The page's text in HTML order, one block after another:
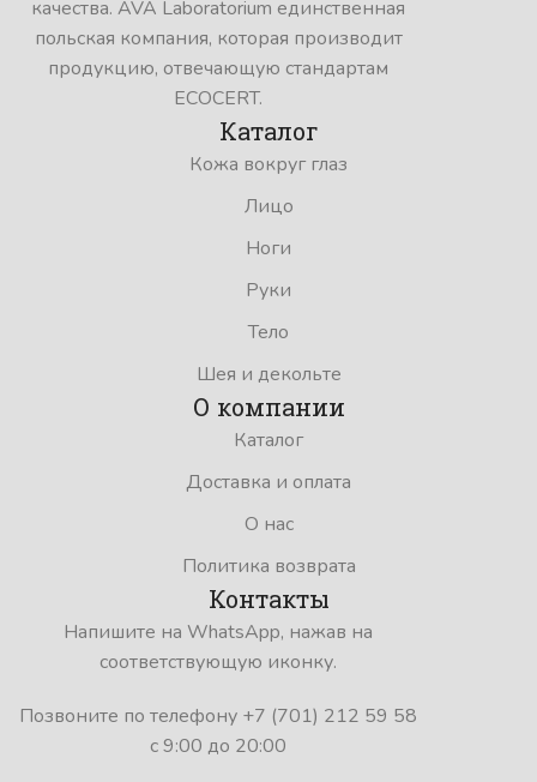
качества. AVA Laboratorium единственная
польская компания, которая производит
продукцию, отвечающую стандартам
ECOCERT.
Каталог
Кожа вокруг глаз
Лицо
Ноги
Руки
Тело
Шея и декольте
О компании
Каталог
Доставка и оплата
О нас
Политика возврата
Контакты
Напишите на WhatsApp, нажав на
соответствующую иконку.
Позвоните по телефону +7 (701) 212 59 58
с 9:00 до 20:00